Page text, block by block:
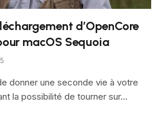
d’OpenCore
macOS Sequoia
donner une seconde vie à votre
la possibilité de tourner sur…